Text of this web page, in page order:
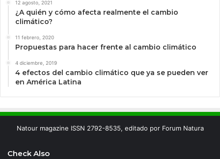
12 agosto, 2021
¿A quién y cómo afecta realmente el cambio
climático?
11 febrero, 2020
Propuestas para hacer frente al cambio climático
4 diciembre, 2019
4 efectos del cambio climático que ya se pueden ver
en América Latina
Natour magazine ISSN 2792-8535, editado por Forum Natura
Check Also